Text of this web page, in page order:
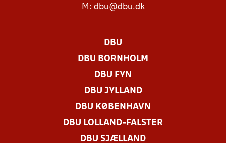
M: dbu@dbu.dk
DBU
DBU BORNHOLM
DBU FYN
DBU JYLLAND
DBU KØBENHAVN
DBU LOLLAND-FALSTER
DBU SJÆLLAND